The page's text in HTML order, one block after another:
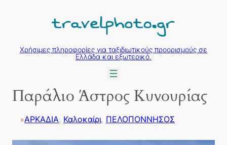
περιεχόμενο
Χρήσιμες πληροφορίες για ταξιδιωτικούς προορισμούς σε
Ελλάδα και εξωτερικό.
Παράλιο Άστρος Κυνουρίας
»ΑΡΚΑΔΙΑ, Καλοκαίρι, ΠΕΛΟΠΟΝΝΗΣΟΣ